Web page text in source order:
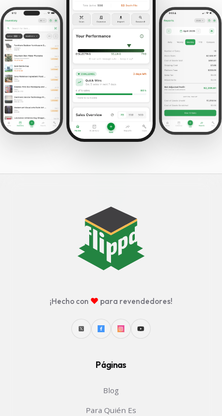
¡Hecho con ♥ para revendedores!
Páginas
Blog
Para Quién Es